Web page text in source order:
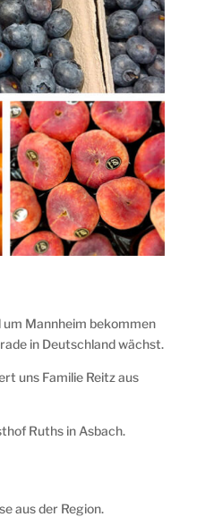
Mannheim bekommen
in Deutschland wächst.
uns Familie Reitz aus
Ruths in Asbach.
aus der Region.